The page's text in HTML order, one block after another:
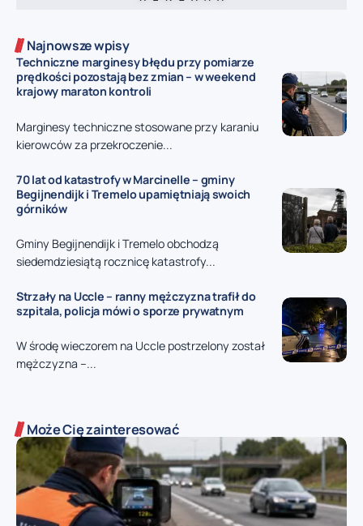
Najnowsze wpisy
Techniczne marginesy błędu przy pomiarze
prędkości pozostają bez zmian – w weekend
krajowy maraton kontroli
Marginesy techniczne stosowane przy karaniu
kierowców za przekroczenie...
70 lat od katastrofy w Marcinelle – gminy
Begijnendijk i Tremelo upamiętniają swoich
górników
Gminy Begijnendijk i Tremelo obchodzą
siedemdziesiątą rocznicę katastrofy...
Strzały na Uccle – ranny mężczyzna trafił do
szpitala, policja mówi o sporze prywatnym
W środę wieczorem na Uccle postrzelony został
mężczyzna –...
Może Cię zainteresować